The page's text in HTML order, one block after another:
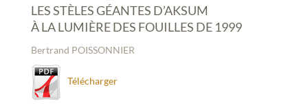
LES STÈLES GÉANTES D’AKSUM
À LA LUMIÈRE DES FOUILLES DE 1999
Bertrand POISSONNIER
Télécharger